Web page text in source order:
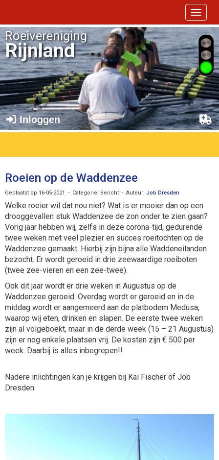
Toggle
Roeivereniging
Rijnland
Inloggen
Roeien op de Waddenzee
Geplaatst op 16-05-2021 - Categorie: Bericht - Auteur: Job Dresden
Welke roeier wil dat nou niet? Wat is er mooier dan op een
drooggevallen stuk Waddenzee de zon onder te zien gaan?
Vorig jaar hebben wij, zelfs in deze corona-tijd, gedurende
twee weken met veel plezier en succes roeitochten op de
Waddenzee gemaakt. Hierbij zijn bijna alle Waddeneilanden
bezocht. Er wordt geroeid in drie zeewaardige roeiboten
(twee zee-vieren en een zee-twee).
Ook dit jaar wordt er drie weken in Augustus op de
Waddenzee geroeid. Overdag wordt er geroeid en in de
middag wordt er aangemeerd aan de platbodem Medusa,
waarop wij eten, drinken en slapen. De eerste twee weken
zijn al volgeboekt, maar in de derde week (15 – 21 Augustus)
zijn er nog enkele plaatsen vrij. De kosten zijn € 500 per
week. Daarbij is alles inbegrepen!!
Nadere inlichtingen kan je krijgen bij Kai Fischer of Job
Dresden